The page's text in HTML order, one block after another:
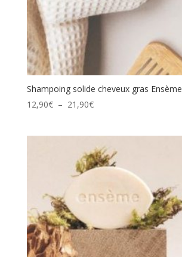
Shampoing solide cheveux gras Ensème
12,90€ – 21,90€Plage
12,90€
à
21,90€